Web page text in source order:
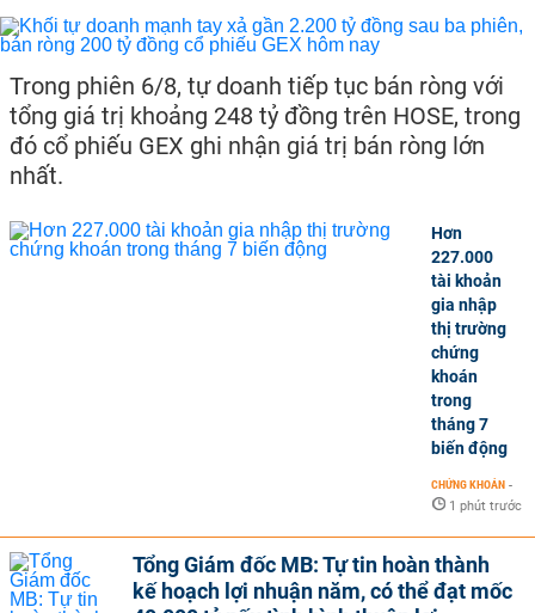
Trong phiên 6/8, tự doanh tiếp tục bán ròng với
tổng giá trị khoảng 248 tỷ đồng trên HOSE, trong
đó cổ phiếu GEX ghi nhận giá trị bán ròng lớn
nhất.
Hơn
227.000
tài khoản
gia nhập
thị trường
chứng
khoán
trong
tháng 7
biến động
CHỨNG KHOÁN -
1 phút trước
Tổng Giám đốc MB: Tự tin hoàn thành
kế hoạch lợi nhuận năm, có thể đạt mốc